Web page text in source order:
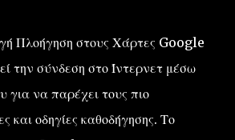
Πλοήγηση στους Χάρτες Google
την σύνδεση στο Ίντερνετ μέσω
για να παρέχει τους πιο
και οδηγίες καθοδήγησης. Το